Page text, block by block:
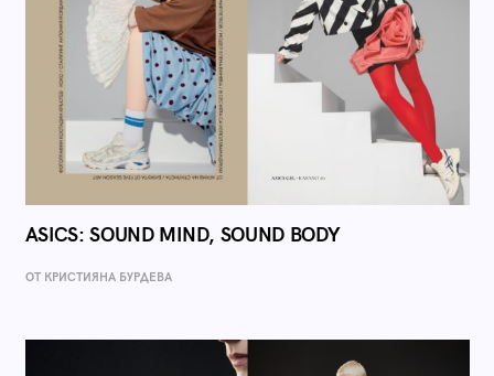
ASICS: SOUND MIND, SOUND BODY
ОТ КРИСТИЯНА БУРДЕВА